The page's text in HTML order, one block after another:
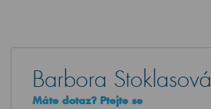
Barbora Stoklasová
Máte dotaz? Ptejte se